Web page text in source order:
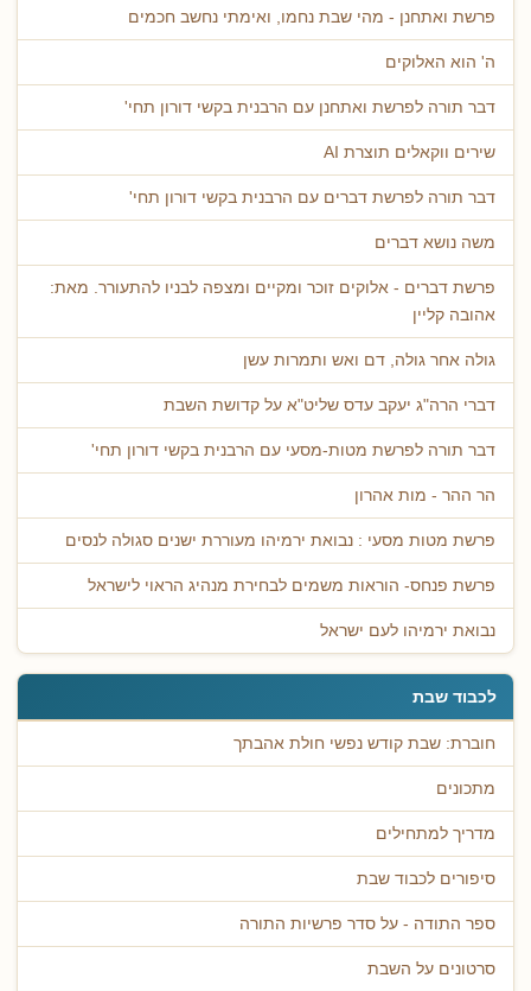
פרשת ואתחנן - מהי שבת נחמו, ואימתי נחשב חכמים
ה' הוא האלוקים
דבר תורה לפרשת ואתחנן עם הרבנית בקשי דורון תחי'
שירים ווקאלים תוצרת AI
דבר תורה לפרשת דברים עם הרבנית בקשי דורון תחי'
משה נושא דברים
פרשת דברים - אלוקים זוכר ומקיים ומצפה לבניו להתעורר. מאת:
אהובה קליין
גולה אחר גולה, דם ואש ותמרות עשן
דברי הרה"ג יעקב עדס שליט"א על קדושת השבת
דבר תורה לפרשת מטות-מסעי עם הרבנית בקשי דורון תחי'
הר ההר - מות אהרון
פרשת מטות מסעי : נבואת ירמיהו מעוררת ישנים סגולה לנסים
פרשת פנחס- הוראות משמים לבחירת מנהיג הראוי לישראל
נבואת ירמיהו לעם ישראל
לכבוד שבת
חוברת: שבת קודש נפשי חולת אהבתך
מתכונים
מדריך למתחילים
סיפורים לכבוד שבת
ספר התודה - על סדר פרשיות התורה
סרטונים על השבת